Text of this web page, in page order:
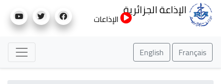
إلى
الإذاعة الجزائرية
الإذاعات
Français
English